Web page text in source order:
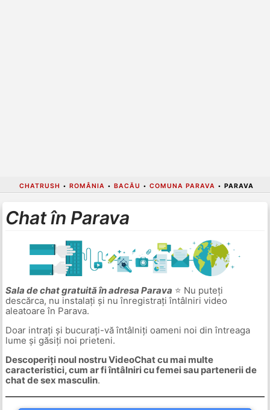
CHATRUSH • ROMÂNIA • BACĂU • COMUNA PARAVA • PARAVA
Chat în Parava
Sala de chat gratuită în adresa Parava ⭐ Nu puteți
descărca, nu instalați și nu înregistrați întâlniri video
aleatoare în Parava.
Doar intrați și bucurați-vă întâlniți oameni noi din întreaga
lume și găsiți noi prieteni.
Descoperiți noul nostru VideoChat cu mai multe
caracteristici, cum ar fi întâlniri cu femei sau partenerii de
chat de sex masculin.